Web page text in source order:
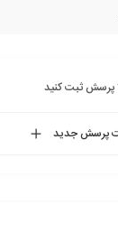
پرسش ثبت کنید
پرسش جدید